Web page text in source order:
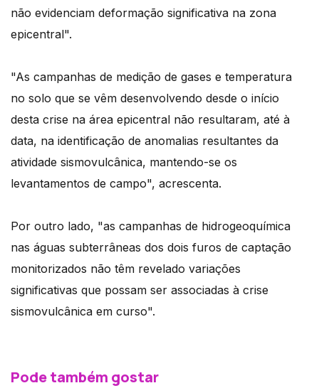
não evidenciam deformação significativa na zona
epicentral".
"As campanhas de medição de gases e temperatura
no solo que se vêm desenvolvendo desde o início
desta crise na área epicentral não resultaram, até à
data, na identificação de anomalias resultantes da
atividade sismovulcânica, mantendo-se os
levantamentos de campo", acrescenta.
Por outro lado, "as campanhas de hidrogeoquímica
nas águas subterrâneas dos dois furos de captação
monitorizados não têm revelado variações
significativas que possam ser associadas à crise
sismovulcânica em curso".
Pode também gostar